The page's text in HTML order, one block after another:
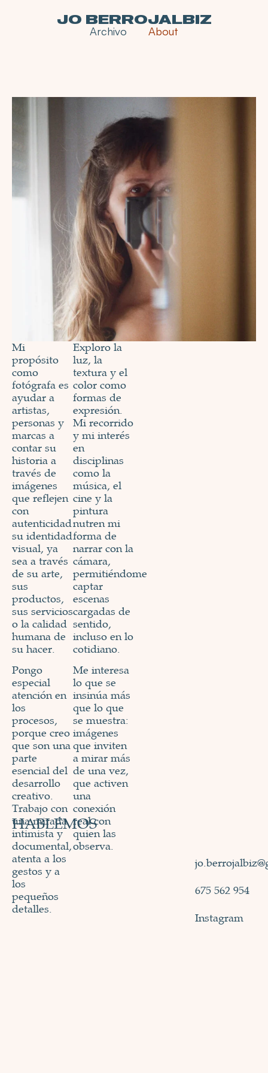
JO BERROJALBIZ
Archivo About
Mi
propósito
como
fotógrafa es
ayudar a
artistas,
personas y
marcas a
contar su
historia a
través de
imágenes
que reflejen
con
autenticidad
su identidad
visual, ya
sea a través
de su arte,
sus
productos,
sus servicios
o la calidad
humana de
su hacer.
Pongo
especial
atención en
los
procesos,
porque creo
que son una
parte
esencial del
desarrollo
creativo.
Trabajo con
una mirada
intimista y
documental,
atenta a los
gestos y a
los
pequeños
detalles.
Exploro la
luz, la
textura y el
color como
formas de
expresión.
Mi recorrido
y mi interés
en
disciplinas
como la
música, el
cine y la
pintura
nutren mi
forma de
narrar con la
cámara,
permitiéndome
captar
escenas
cargadas de
sentido,
incluso en lo
cotidiano.
Me interesa
lo que se
insinúa más
que lo que
se muestra:
imágenes
que inviten
a mirar más
de una vez,
que activen
una
conexión
real con
quien las
observa.
HABLEMOS
675 562 954
Instagram